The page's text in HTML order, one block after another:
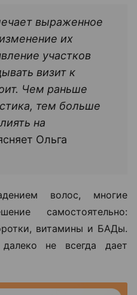
выраженное
их
участков
визит к
Чем раньше
тем больше
на
Ольга
волос, многие
самостоятельно:
витамины и БАДы.
не всегда дает